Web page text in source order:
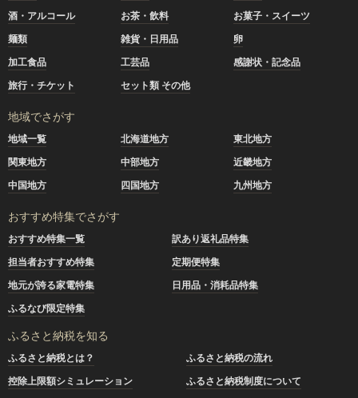
酒・アルコール
お茶・飲料
お菓子・スイーツ
麺類
雑貨・日用品
卵
加工食品
工芸品
感謝状・記念品
旅行・チケット
セット類 その他
地域でさがす
地域一覧 北海道地方
東北地方
関東地方
中部地方
近畿地方
中国地方
四国地方 九州地方
おすすめ特集でさがす
おすすめ特集一覧
訳あり返礼品特集
担当者おすすめ特集
定期便特集
地元が誇る家電特集
日用品・消耗品特集
ふるなび限定特集
ふるさと納税を知る
ふるさと納税とは？
ふるさと納税の流れ
控除上限額シミュレーション
ふるさと納税制度について